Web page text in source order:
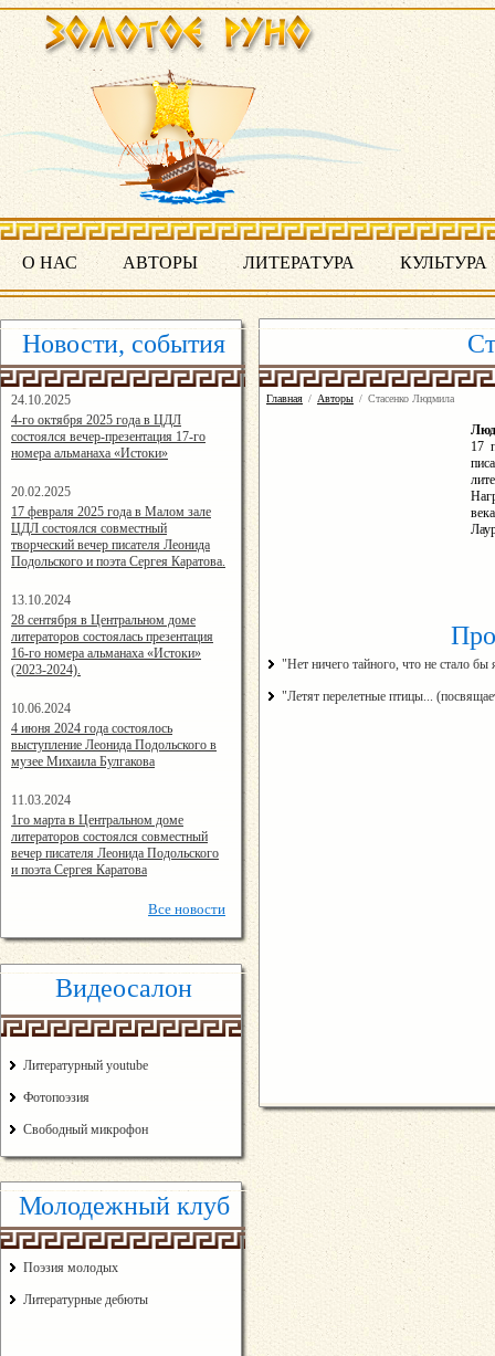
О НАС АВТОРЫ ЛИТЕРАТУРА КУЛЬТУРА
Новости, события
24.10.2025
16:19:07
4-го октября 2025 года в ЦДЛ
состоялся вечер-презентация 17-го
номера альманаха «Истоки»
20.02.2025
14:24:00
17 февраля 2025 года в Малом зале
ЦДЛ состоялся совместный
творческий вечер писателя Леонида
Подольского и поэта Сергея Каратова.
13.10.2024
14:08:11
28 сентября в Центральном доме
литераторов состоялась презентация
16-го номера альманаха «Истоки»
(2023-2024).
10.06.2024
15:02:44
4 июня 2024 года состоялось
выступление Леонида Подольского в
музее Михаила Булгакова
11.03.2024
15:06:16
1го марта в Центральном доме
литераторов состоялся совместный
вечер писателя Леонида Подольского
и поэта Сергея Каратова
Все новости
Видеосалон
Литературный youtube
Фотопоэзия
Свободный микрофон
Молодежный клуб
Поэзия молодых
Литературные дебюты
Главная / Авторы / Стасенко Людмила
17
"Нет ничего тайного, что не стало
"Летят перелетные птицы...